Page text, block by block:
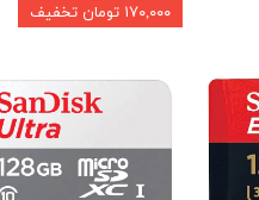
۱۷۰,۰۰۰ تومان تخفیف